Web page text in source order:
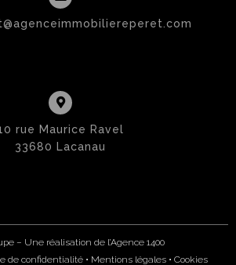
rue Maurice Ravel
33680 Lacanau
– Une réalisation de l’Agence 1400
de confidentialité • Mentions légales • Cookies